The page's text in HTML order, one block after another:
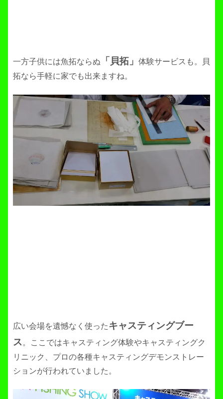
一方子供には魚拓ならぬ 「貝拓」 体験サービスも。貝
拓なら手軽に家でも出来ますね。
広い会場を遺憾なく使ったキャスティングブー
ス 。ここではキャスティング体験やキャスティングク
リニック、プロの各種キャスティングデモンストレー
ションが行われていました。